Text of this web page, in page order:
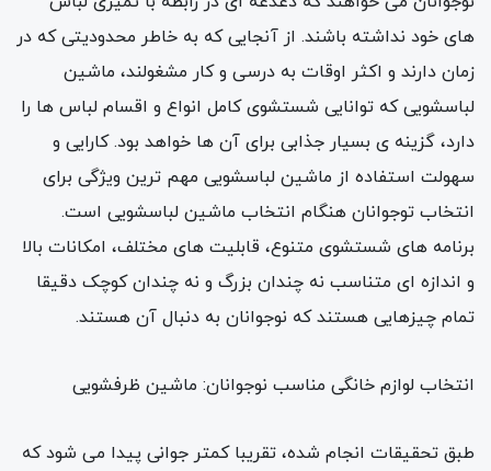
های خود نداشته باشند. از آنجایی که به خاطر محدودیتی که در
زمان دارند و اکثر اوقات به درسی و کار مشغولند، ماشین
لباسشویی که توانایی شستشوی کامل انواع و اقسام لباس ها را
دارد، گزینه ی بسیار جذابی برای آن ها خواهد بود. کارایی و
سهولت استفاده از ماشین لباسشویی مهم ترین ویژگی برای
انتخاب توجوانان هنگام انتخاب ماشین لباسشویی است.
برنامه های شستشوی متنوع، قابلیت های مختلف، امکانات بالا
و اندازه ای متناسب نه چندان بزرگ و نه چندان کوچک دقیقا
تمام چیزهایی هستند که نوجوانان به دنبال آن هستند.
انتخاب لوازم خانگی مناسب نوجوانان: ماشین ظرفشویی
طبق تحقیقات انجام شده، تقریبا کمتر جوانی پیدا می شود که